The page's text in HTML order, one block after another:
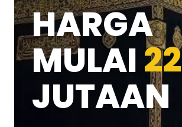
HARGA
MULAI22
JUTAAN